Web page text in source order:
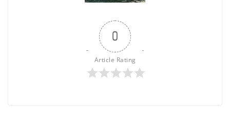
0
Article Rating